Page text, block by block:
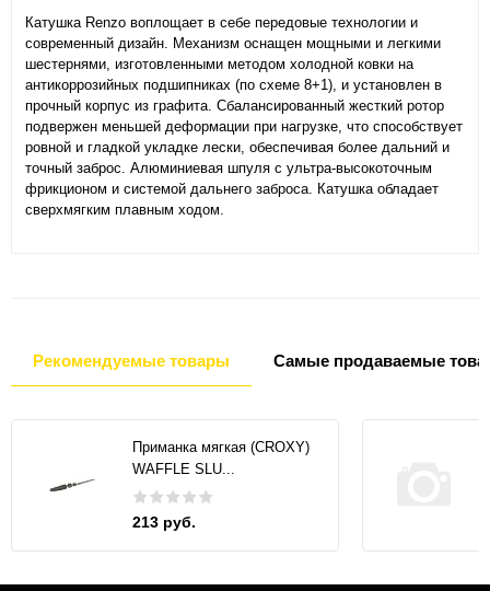
Катушка Renzo воплощает в себе передовые технологии и
современный дизайн. Механизм оснащен мощными и легкими
шестернями, изготовленными методом холодной ковки на
антикоррозийных подшипниках (по схеме 8+1), и установлен в
прочный корпус из графита. Сбалансированный жесткий ротор
подвержен меньшей деформации при нагрузке, что способствует
ровной и гладкой укладке лески, обеспечивая более дальний и
точный заброс. Алюминиевая шпуля с ультра-высокоточным
фрикционом и системой дальнего заброса. Катушка обладает
сверхмягким плавным ходом.
Рекомендуемые товары Самые продаваемые
Приманка мягкая (CROXY)
WAFFLE SLU...
213 руб.